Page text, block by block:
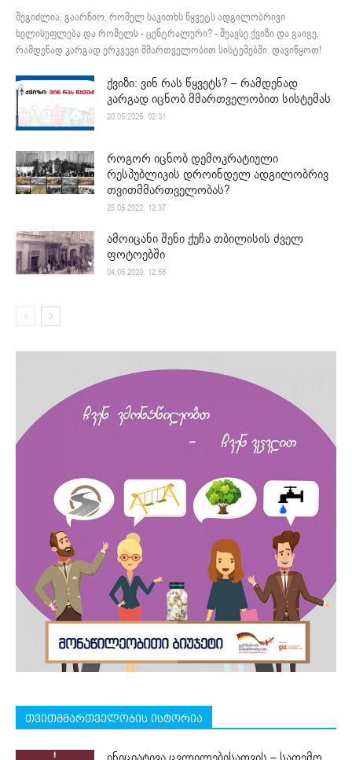
შეგიძლია, გაარჩიო, რომელ საკითხს წყვეტს ადგილობრივი
ხელისუფლება და რომელს - ცენტრალური? - შეავსე ქვიზი და გაიგე,
რამდენად კარგად ერკვევი მმართველობით სისტემებში. დავიწყოთ!
ქვიზი: ვინ რას წყვეტს? – რამდენად
კარგად იცნობ მმართველობით სისტემას
20.05.2025. 02:31
როგორ იცნობ დემოკრატიული
რესპუბლიკის დროინდელ ადგილობრივ
თვითმმართველობას?
25.05.2022. 12:37
ამოიცანი შენი ქუჩა თბილისის ძველ
ფოტოებში
04.05.2020. 12:58
თვითმმართველობის ისტორია